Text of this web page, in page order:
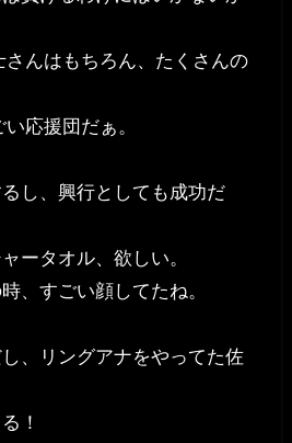
んはもちろん、たくさんの
応援団だぁ。
し、興行としても成功だ
ータオル、欲しい。
、すごい顔してたね。
、リングアナをやってた佐
！